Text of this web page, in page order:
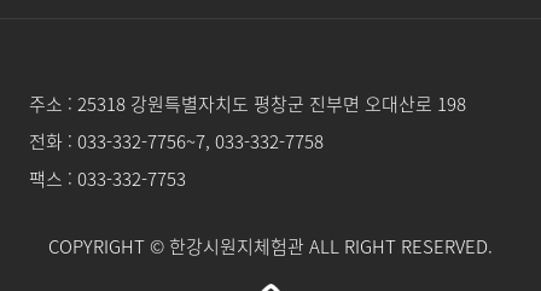
주소 :25318 강원특별자치도 평창군 진부면 오대산로 198
전화 :033-332-7756~7, 033-332-7758
팩스 : 033-332-7753
COPYRIGHT© 한강시원지체험관 ALL RIGHT RESERVED.